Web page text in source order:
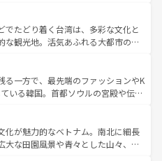
フードやハワイアンミュージッ
スなど、すべてがハワイの魅力を彩
に新しい発見と感動が待っているハ
にそびえるウルル（エアーズロッ
しい原生林やケアンズの熱帯雨林な
ん。また、カフェやワイン、オージ
充実しており、サーフィンやダイ
ど、アウトドア好きにはたまらな
多彩な魅力を存分に味わいつくそ
でたどり着く台湾は、多彩な文化と
な観光地。活気あふれる大都市の台
である台湾東部など、都市の喧騒
しており、訪れる人に新しい発見と
る。また、奥深い台湾の食文化も魅
ーツなど、バラエティ豊かな料理
なお、新着の台湾情報は コンテンツ一覧を参
る一方で、最先端のファッションやK
いる韓国。首都ソウルの宮殿や伝統
四季折々の自然美を楽しむことが
チや焼肉、絶品のストリートフード
料理が待っている。夜には、韓国な
化が魅力的なベトナム。南北に細長
大な田園風景や青々とした山々、世